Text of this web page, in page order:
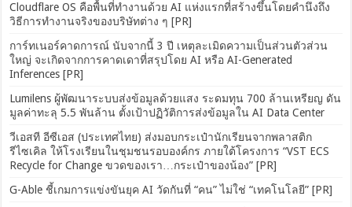
Cloudflare OS คือพื้นที่ทำงานด้วย AI แห่งแรกที่สร้างขึ้นโดยคำนึงถึง
วิธีการทำงานจริงของบริษัทต่าง ๆ [PR]
การ์ทเนอร์คาดการณ์ นับจากนี้ 3 ปี เหตุละเมิดความเป็นส่วนตัวส่วน
ใหญ่ จะเกิดจากการคาดเดาที่สรุปโดย AI หรือ AI-Generated
Inferences [PR]
Lumilens ผู้พัฒนาระบบส่งข้อมูลด้วยแสง ระดมทุน 700 ล้านเหรียญ ดัน
มูลค่าทะลุ 5.5 พันล้าน ตั้งเป้าปฏิวัติการส่งข้อมูลใน AI Data Center
วีเอสที อีซีเอส (ประเทศไทย) ส่งมอบกระเป๋านักเรียนจากพลาสติก
รีไซเคิล ให้โรงเรียนในชุมชนรอบองค์กร ภายใต้โครงการ “VST ECS
Recycle for Change ขวดของเรา…กระเป๋าของน้อง” [PR]
G-Able ชี้เกมการแข่งขันยุค AI วัดกันที่ “คน” ไม่ใช่ “เทคโนโลยี” [PR]